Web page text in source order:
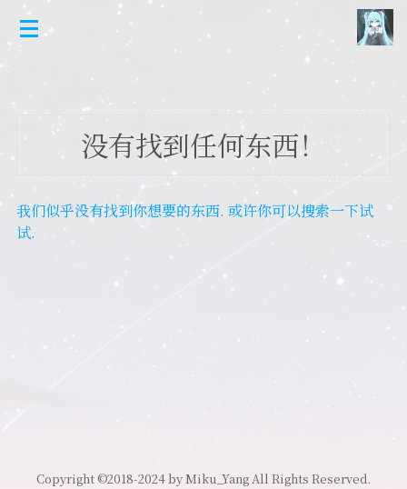
没有找到任何东西！
我们似乎没有找到你想要的东西. 或许你可以搜索一下试
试.
Copyright ©2018-2024 by Miku_Yang All Rights Reserved.